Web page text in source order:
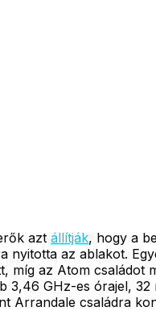
azt állítják, hogy a
nyitotta az ablakot.
míg az Atom családot
3,46 GHz-es órajel,
Arrandale családra